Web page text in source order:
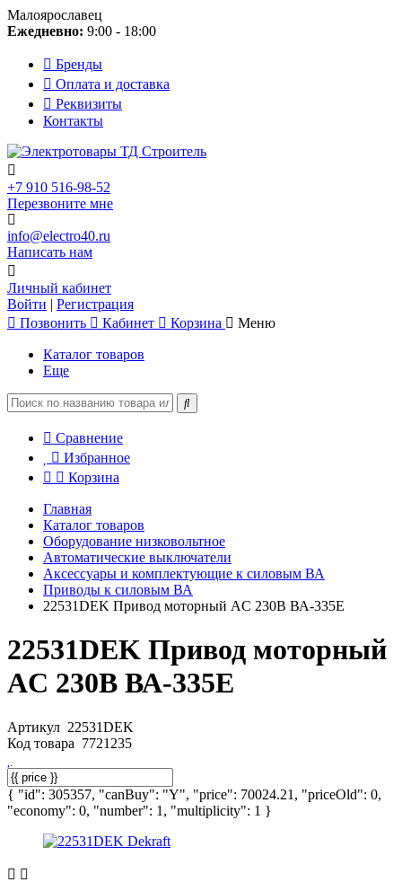
Малоярославец
Ежедневно: 9:00 - 18:00
Бренды
Оплата и доставка
Реквизиты
Контакты
+7 910 516-98-52
Перезвоните мне
info@electro40.ru
Написать нам
Личный кабинет
Войти | Регистрация
Позвонить
Кабинет Корзина Меню
Каталог товаров
Еще
Сравнение
Избранное
Корзина
Главная
Каталог товаров
Оборудование низковольтное
Автоматические выключатели
Аксессуары и комплектующие к силовым ВА
Приводы к силовым ВА
22531DEK Привод моторный AC 230В ВА-335E
22531DEK Привод моторный
AC 230В ВА-335E
Артикул 22531DEK
Код товара 7721235
{ "id": 305357, "canBuy": "Y", "price": 70024.21, "priceOld": 0,
"economy": 0, "number": 1, "multiplicity": 1 }